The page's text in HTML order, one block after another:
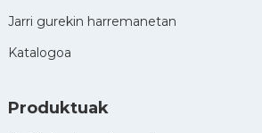
Jarri gurekin harremanetan
Katalogoa
Produktuak